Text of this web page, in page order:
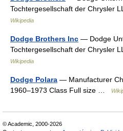
Tochtergesellschaft der Chrysler
Wikipedia
Dodge Brothers Inc — Dodge
Tochtergesellschaft der Chrysler
Wikipedia
Dodge Polara — Manufacturer
1960–1973 Class Full size …
© Academic, 2000-2026